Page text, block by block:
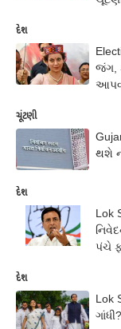
દેશ
જંગ,
ચૂંટણી
થશે
દેશ
Lok
પંચે
દેશ
Lok